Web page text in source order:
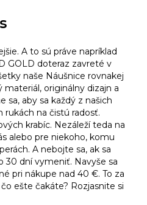
A to sú práve napríklad
GOLD doteraz zavreté v
naše Náušnice rovnakej
materiál, originálny dizajn a
sa, aby sa každý z našich
rukách na čistú radosť.
krabíc. Nezáleží teda na
alebo pre niekoho, komu
A nebojte sa, ak sa
dní vymeniť. Navyše sa
pri nákupe nad 40 €. To za
ešte čakáte? Rozjasnite si